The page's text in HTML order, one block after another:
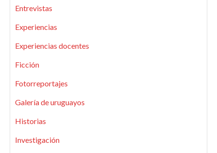
Entrevistas
Experiencias
Experiencias docentes
Ficción
Fotorreportajes
Galería de uruguayos
Historias
Investigación